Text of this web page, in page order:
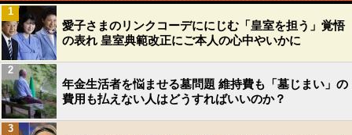
愛子さまのリンクコーデににじむ「皇室を担う」覚悟
の表れ 皇室典範改正にご本人の心中やいかに
1
年金生活者を悩ませる墓問題 維持費も「墓じまい」の
費用も払えない人はどうすればいいのか？
2
3